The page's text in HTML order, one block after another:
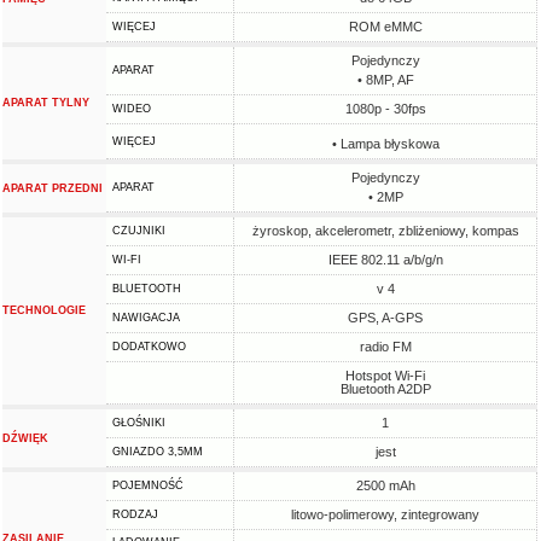
WIĘCEJ ROM eMMC
APARAT TYLNY
APARAT
Pojedynczy
• 8MP, AF
WIDEO 1080p - 30fps
WIĘCEJ • Lampa błyskowa
APARAT PRZEDNI APARAT
Pojedynczy
• 2MP
TECHNOLOGIE
CZUJNIKI żyroskop, akcelerometr, zbliżeniowy, kompas
WI-FI IEEE 802.11 a/b/g/n
BLUETOOTH v 4
NAWIGACJA GPS, A-GPS
DODATKOWO
radio FM
Hotspot Wi-Fi
Bluetooth A2DP
DŹWIĘK
GŁOŚNIKI 1
GNIAZDO 3,5MM jest
ZASILANIE
POJEMNOŚĆ 2500 mAh
RODZAJ litowo-polimerowy, zintegrowany